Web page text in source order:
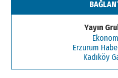
Yayın
Erzurum
Kadıköy